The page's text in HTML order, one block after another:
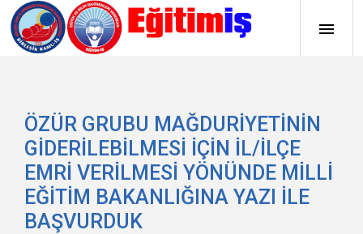
ÖZÜR GRUBU MAĞDURİYETİNİN
GİDERİLEBİLMESİ İÇİN İL/İLÇE
EMRİ VERİLMESİ YÖNÜNDE MİLLİ
EĞİTİM BAKANLIĞINA YAZI İLE
BAŞVURDUK